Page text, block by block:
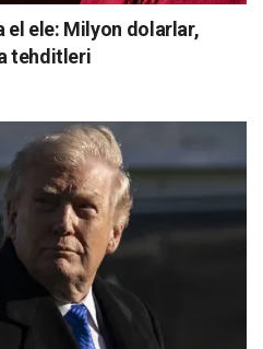
el ele: Milyon dolarlar,
tehditleri